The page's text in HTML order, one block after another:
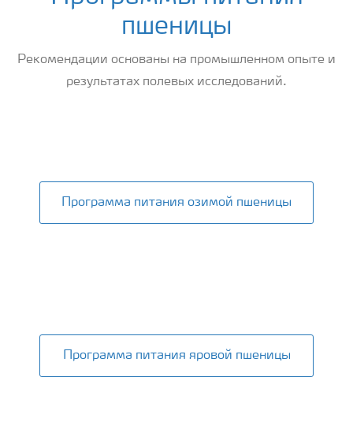
пшеницы
Рекомендации основаны на промышленном опыте и
результатах полевых исследований.
Программа питания озимой пшеницы
Программа питания яровой пшеницы